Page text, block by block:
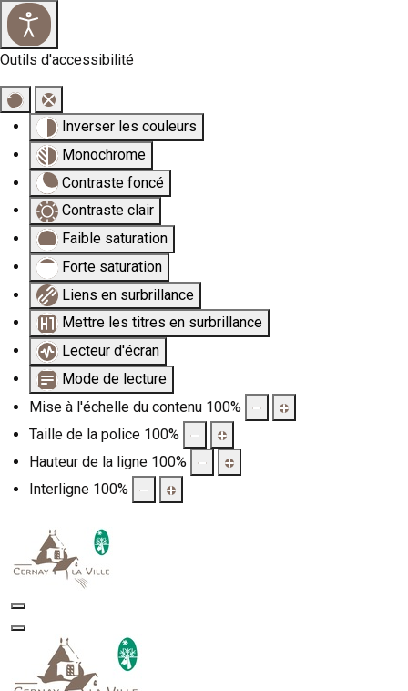
Outils d'accessibilité
Inverser les couleurs
Monochrome
Contraste foncé
Contraste clair
Faible saturation
Forte saturation
Liens en surbrillance
Mettre les titres en surbrillance
Lecteur d'écran
Mode de lecture
Mise à l'échelle du contenu 100%
Taille de la police 100%
Hauteur de la ligne 100%
Interligne 100%